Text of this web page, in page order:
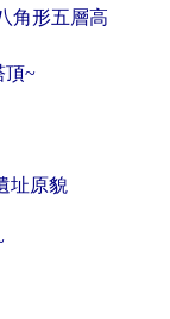
角形五層高
頂~
址原貌